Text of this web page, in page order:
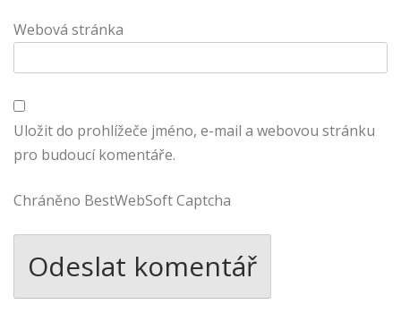
Webová stránka
Uložit do prohlížeče jméno, e-mail a webovou stránku
pro budoucí komentáře.
Chráněno BestWebSoft Captcha